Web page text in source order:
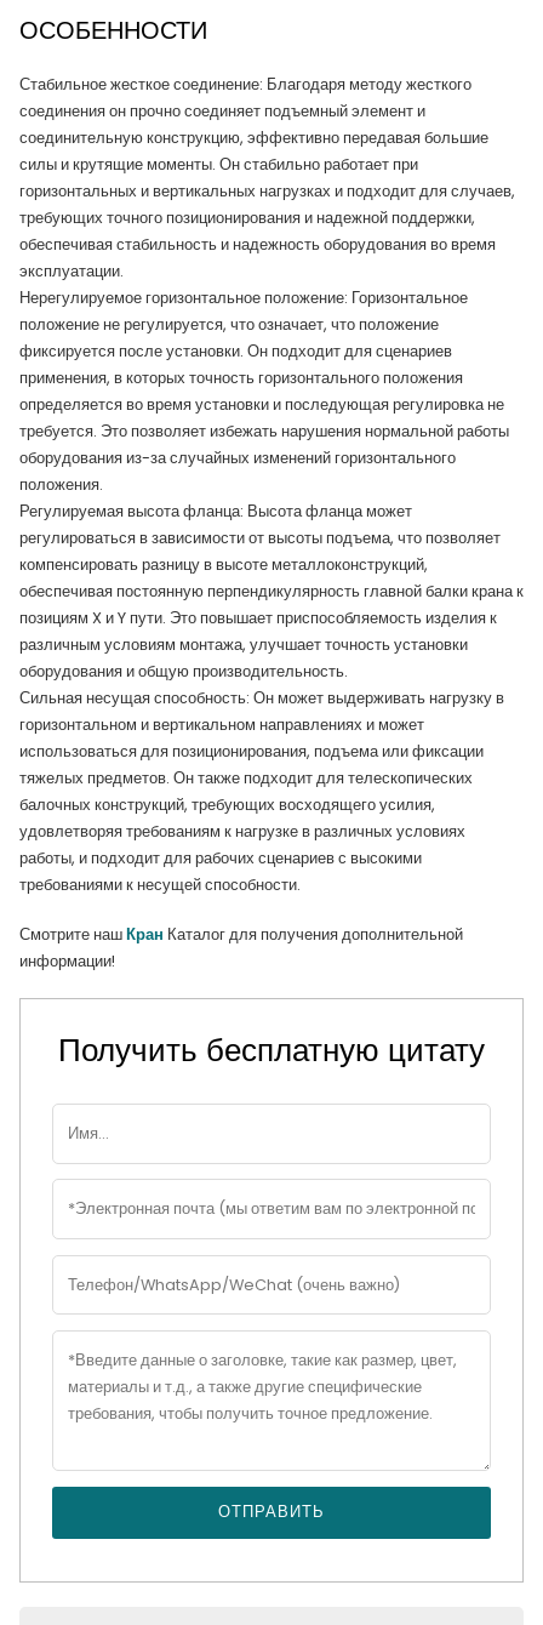
ОСОБЕННОСТИ
Стабильное жесткое соединение: Благодаря методу жесткого
соединения он прочно соединяет подъемный элемент и
соединительную конструкцию, эффективно передавая большие
силы и крутящие моменты. Он стабильно работает при
горизонтальных и вертикальных нагрузках и подходит для случаев,
требующих точного позиционирования и надежной поддержки,
обеспечивая стабильность и надежность оборудования во время
эксплуатации.
Нерегулируемое горизонтальное положение: Горизонтальное
положение не регулируется, что означает, что положение
фиксируется после установки. Он подходит для сценариев
применения, в которых точность горизонтального положения
определяется во время установки и последующая регулировка не
требуется. Это позволяет избежать нарушения нормальной работы
оборудования из-за случайных изменений горизонтального
положения.
Регулируемая высота фланца: Высота фланца может
регулироваться в зависимости от высоты подъема, что позволяет
компенсировать разницу в высоте металлоконструкций,
обеспечивая постоянную перпендикулярность главной балки крана к
позициям X и Y пути. Это повышает приспособляемость изделия к
различным условиям монтажа, улучшает точность установки
оборудования и общую производительность.
Сильная несущая способность: Он может выдерживать нагрузку в
горизонтальном и вертикальном направлениях и может
использоваться для позиционирования, подъема или фиксации
тяжелых предметов. Он также подходит для телескопических
балочных конструкций, требующих восходящего усилия,
удовлетворяя требованиям к нагрузке в различных условиях
работы, и подходит для рабочих сценариев с высокими
требованиями к несущей способности.
Смотрите нашКран Каталог для получения дополнительной
информации!
Получить бесплатную цитату
ОТПРАВИТЬ